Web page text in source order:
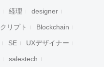
経理 designer
クリプト Blockchain
SE UXデザイナー
salestech